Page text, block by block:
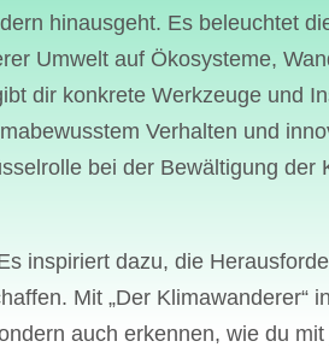
Versorgungsanlagen
oder erweitert werden.
Straßen und Wegen
Ökosysteme kann zur
Lebensräumen und zur
beeinträchtigt. Die
Hotels,
hinausgeht. Es beleuchtet
Umwelt auf Ökosysteme,
dir konkrete Werkzeuge und
Verhalten und
bei der Bewältigung der
inspiriert dazu, die
Mit „Der Klimawanderer“
auch erkennen, wie du